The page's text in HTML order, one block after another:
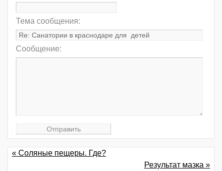
Тема сообщения:
Сообщение:
« Соляные пещеры. Где?
Результат мазка »